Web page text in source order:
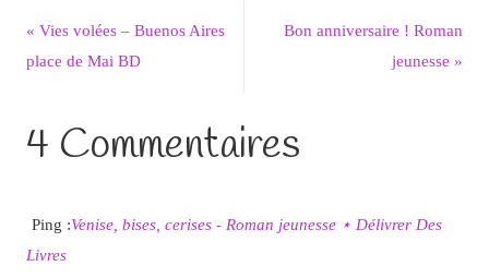
« Vies volées – Buenos Aires
place de Mai BD
Bon anniversaire ! Roman
jeunesse»
4 Commentaires
Ping :Venise, bises, cerises - Roman jeunesse ⋆ Délivrer Des
Livres